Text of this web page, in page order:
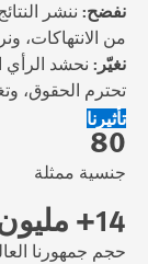
نفضح: ننشر
من الانتهاكات،
نغيّر: نحشد
تحترم الحقوق،
تأثيرنا
80
جنسية ممثلة
14+ مليون
حجم جمهورنا